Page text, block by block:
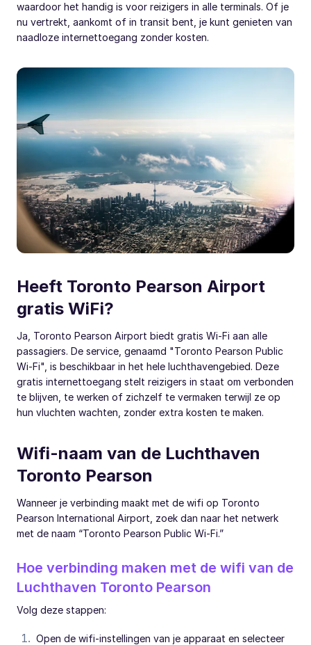
waardoor het handig is voor reizigers in alle terminals. Of je
nu vertrekt, aankomt of in transit bent, je kunt genieten van
naadloze internettoegang zonder kosten.
Heeft Toronto Pearson Airport
gratis WiFi?
Ja, Toronto Pearson Airport biedt gratis Wi-Fi aan alle
passagiers. De service, genaamd "Toronto Pearson Public
Wi-Fi", is beschikbaar in het hele luchthavengebied. Deze
gratis internettoegang stelt reizigers in staat om verbonden
te blijven, te werken of zichzelf te vermaken terwijl ze op
hun vluchten wachten, zonder extra kosten te maken.
Wifi-naam van de Luchthaven
Toronto Pearson
Wanneer je verbinding maakt met de wifi op Toronto
Pearson International Airport, zoek dan naar het netwerk
met de naam “Toronto Pearson Public Wi-Fi.”
Hoe verbinding maken met de wifi van de
Luchthaven Toronto Pearson
Volg deze stappen:
Open de wifi-instellingen van je apparaat en selecteer